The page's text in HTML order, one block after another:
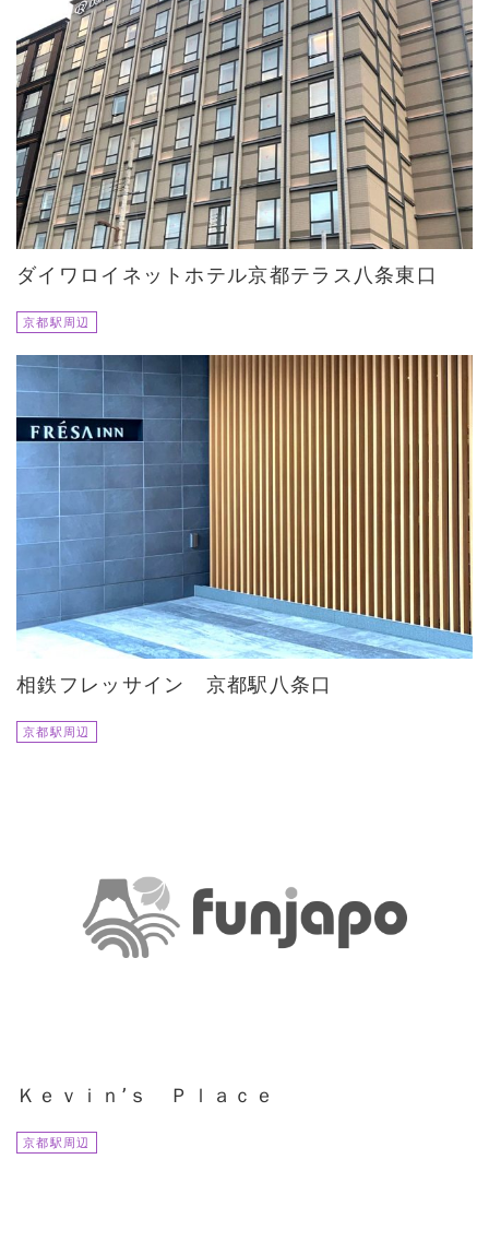
ダイワロイネットホテル京都テラス八条東口
京都駅周辺
相鉄フレッサイン 京都駅八条口
京都駅周辺
Ｋｅｖｉｎ’ｓ Ｐｌａｃｅ
京都駅周辺